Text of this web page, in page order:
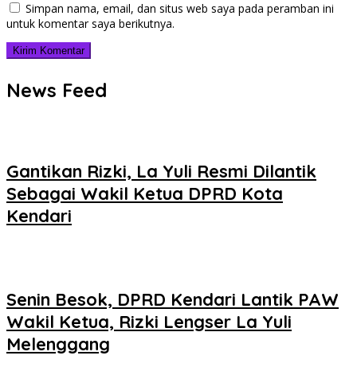
Simpan nama, email, dan situs web saya pada peramban ini
untuk komentar saya berikutnya.
News Feed
Gantikan Rizki, La Yuli Resmi Dilantik
Sebagai Wakil Ketua DPRD Kota
Kendari
Senin Besok, DPRD Kendari Lantik PAW
Wakil Ketua, Rizki Lengser La Yuli
Melenggang